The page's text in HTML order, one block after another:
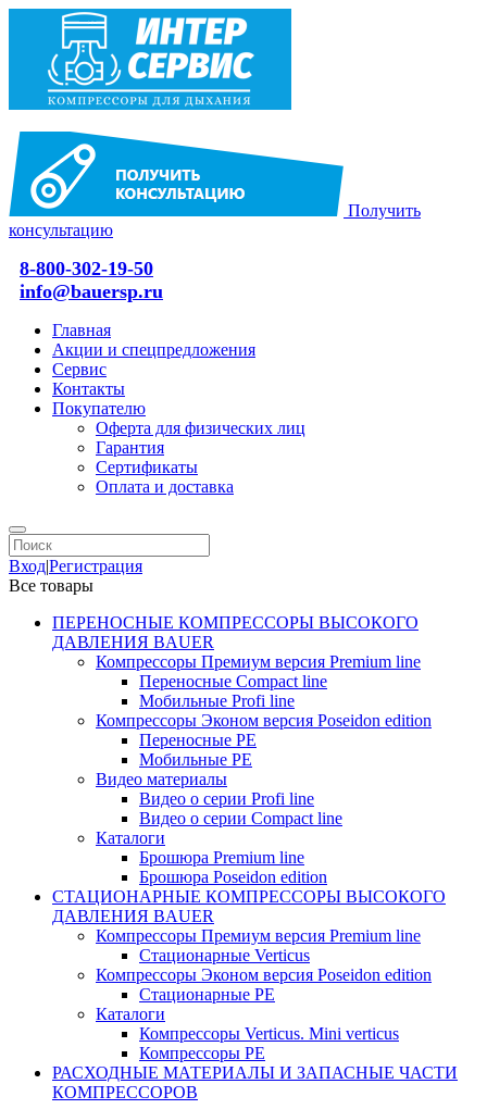
Получить
консультацию
8-800-302-19-50
info@bauersp.ru
Главная
Акции и спецпредложения
Сервис
Контакты
Покупателю
Оферта для физических лиц
Гарантия
Сертификаты
Оплата и доставка
Вход|Регистрация
Все товары
ПЕРЕНОСНЫЕ КОМПРЕССОРЫ ВЫСОКОГО
ДАВЛЕНИЯ BAUER
Компрессоры Премиум версия Premium line
Переносные Compact line
Мобильные Profi line
Компрессоры Эконом версия Poseidon edition
Переносные PE
Мобильные PE
Видео материалы
Видео о серии Profi line
Видео о серии Compact line
Каталоги
Брошюра Premium line
Брошюра Poseidon edition
СТАЦИОНАРНЫЕ КОМПРЕССОРЫ ВЫСОКОГО
ДАВЛЕНИЯ BAUER
Компрессоры Премиум версия Premium line
Стационарные Verticus
Компрессоры Эконом версия Poseidon edition
Стационарные PE
Каталоги
Компрессоры Verticus. Mini verticus
Компрессоры PE
РАСХОДНЫЕ МАТЕРИАЛЫ И ЗАПАСНЫЕ ЧАСТИ
КОМПРЕССОРОВ